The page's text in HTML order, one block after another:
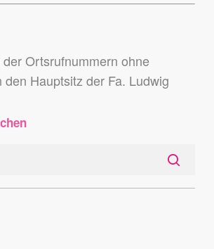
Ortsrufnummern ohne
den Hauptsitz der Fa. Ludwig